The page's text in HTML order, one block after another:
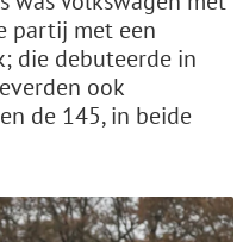
partij met een
die debuteerde in
ook
de 145, in beide